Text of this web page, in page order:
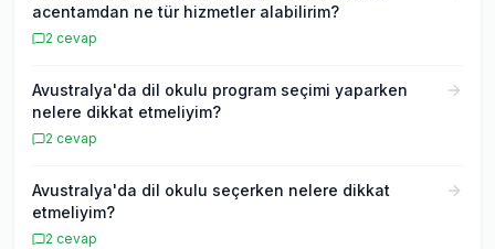
acentamdan ne tür hizmetler alabilirim?
2 cevap
Avustralya'da dil okulu program seçimi yaparken
nelere dikkat etmeliyim?
2 cevap
Avustralya'da dil okulu seçerken nelere dikkat
etmeliyim?
2 cevap